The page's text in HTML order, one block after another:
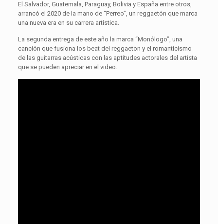
El Salvador, Guatemala, Paraguay, Bolivia y España entre otros,
arrancó el 2020 de la mano de “Perreo”, un reggaetón que marca
una nueva era en su carrera artística.
La segunda entrega de este año la marca “Monólogo”, una
canción que fusiona los beat del reggaeton y el romanticismo
de las guitarras acústicas con las aptitudes actorales del artista
que se pueden apreciar en el video.